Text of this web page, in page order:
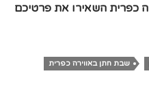
כפרית השאירו את פרטיכם
שבת חתן באווירה כפרית